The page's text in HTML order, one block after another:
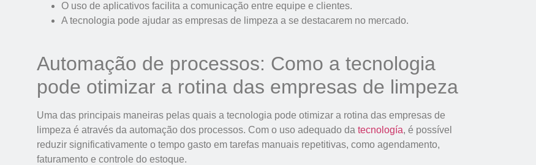
O uso de aplicativos facilita a comunicação entre equipe e clientes.
A tecnologia pode ajudar as empresas de limpeza a se destacarem no mercado.
Automação de processos: Como a tecnologia
pode otimizar a rotina das empresas de limpeza
Uma das principais maneiras pelas quais a tecnologia pode otimizar a rotina das empresas de
limpeza é através da automação dos processos. Com o uso adequado da tecnología, é possível
reduzir significativamente o tempo gasto em tarefas manuais repetitivas, como agendamento,
faturamento e controle do estoque.